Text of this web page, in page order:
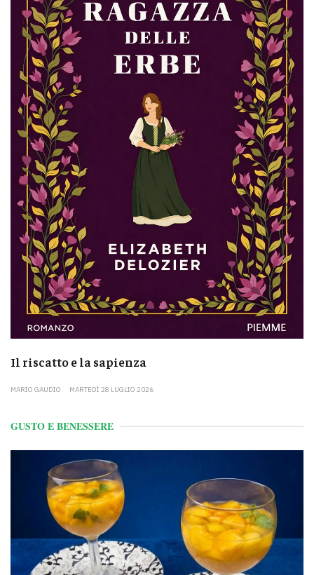
Il riscatto e la sapienza
MARIO GAUDIO MARTEDÌ 28 LUGLIO 2026
GUSTO E BENESSERE